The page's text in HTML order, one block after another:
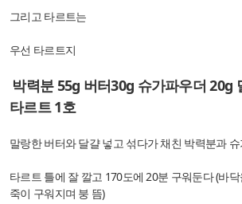
그리고 타르트는
우선 타르트지
박력분 55g 버터30g 슈가파우더 20g
타르트 1호
말랑한 버터와 달걀 넣고 섞다가 채친 박력분과
타르트 틀에 잘 깔고 170도에 20분 구워둔다 (바
죽이 구워지며 붕 뜸)